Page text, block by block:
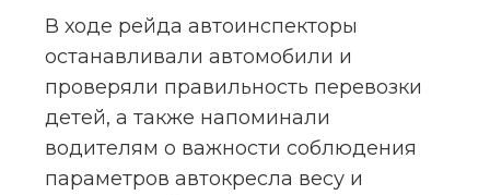
В ходе рейда автоинспекторы
останавливали автомобили и
проверяли правильность перевозки
детей, а также напоминали
водителям о важности соблюдения
параметров автокресла весу и